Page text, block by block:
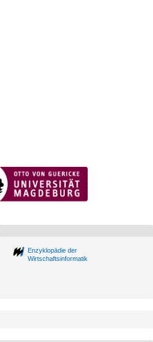
Enzyklopädie der
Wirtschaftsinformatik